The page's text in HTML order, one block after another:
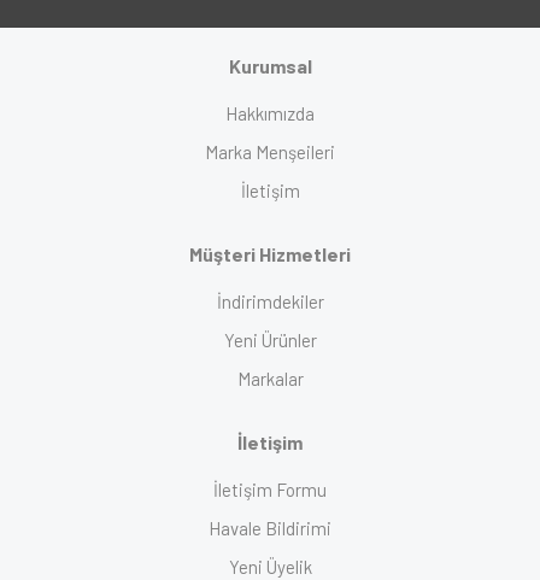
Kurumsal
Hakkımızda
Marka Menşeileri
İletişim
Müşteri Hizmetleri
İndirimdekiler
Yeni Ürünler
Markalar
İletişim
İletişim Formu
Havale Bildirimi
Yeni Üyelik